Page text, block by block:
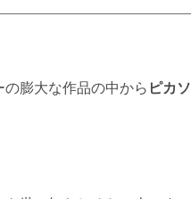
膨大な作品の中から ピカソ